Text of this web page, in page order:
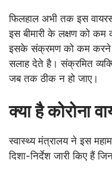
फिलहाल अभी तक इस
इस बीमारी के लक्षण को कम
इसके संक्रमण को कम करने
सलाह देते है। संक्रमित
जब तक ठीक न हो जाए।
क्या है कोरोना
स्वास्थ्य मंत्रालय ने इस
दिशा-निर्देश जारी किए हैं